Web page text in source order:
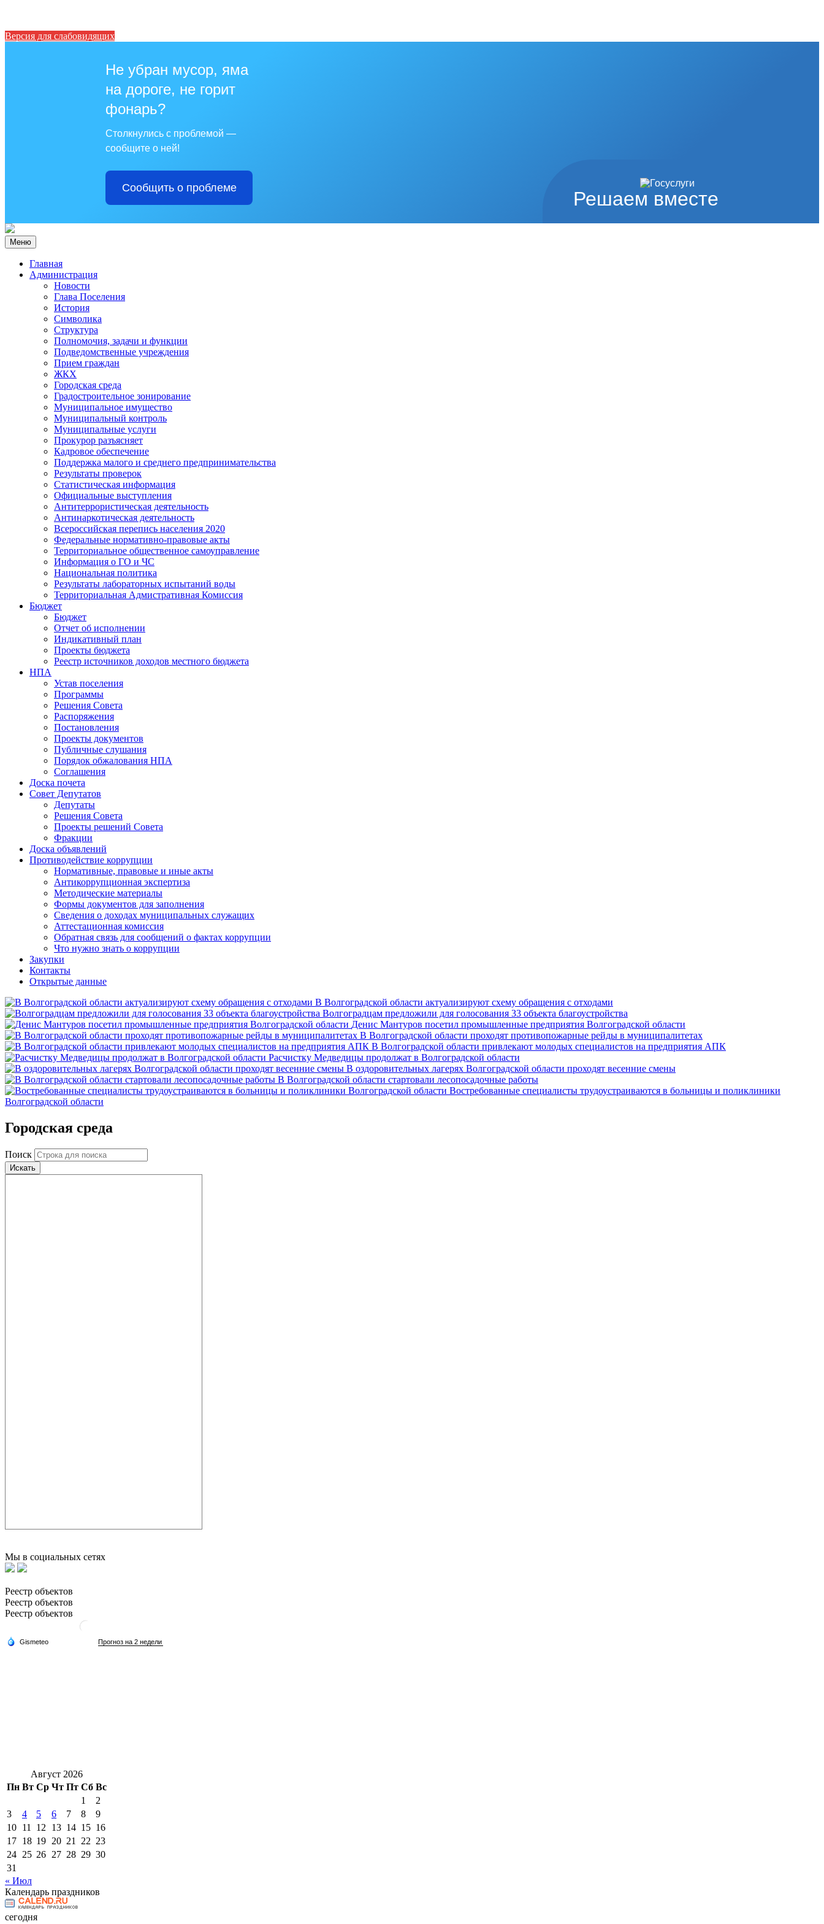
Версия для слабовидящих
Решаем вместе
Не убран мусор, яма
на дороге, не горит
фонарь?
Столкнулись с проблемой —
сообщите о ней!
Сообщить о проблеме
Меню
Главная
Администрация
Новости
Глава Поселения
История
Символика
Структура
Полномочия, задачи и функции
Подведомственные учреждения
Прием граждан
ЖКХ
Городская среда
Градостроительное зонирование
Муниципальное имущество
Муниципальный контроль
Муниципальные услуги
Прокурор разъясняет
Кадровое обеспечение
Поддержка малого и среднего предпринимательства
Результаты проверок
Статистическая информация
Официальные выступления
Антитеррористическая деятельность
Антинаркотическая деятельность
Всероссийская перепись населения 2020
Федеральные нормативно-правовые акты
Территориальное общественное самоуправление
Информация о ГО и ЧС
Национальная политика
Результаты лабораторных испытаний воды
Территориальная Адмистративная Комиссия
Бюджет
Бюджет
Отчет об исполнении
Индикативный план
Проекты бюджета
Реестр источников доходов местного бюджета
НПА
Устав поселения
Программы
Решения Совета
Распоряжения
Постановления
Проекты документов
Публичные слушания
Порядок обжалования НПА
Соглашения
Доска почета
Совет Депутатов
Депутаты
Решения Совета
Проекты решений Совета
Фракции
Доска объявлений
Противодействие коррупции
Нормативные, правовые и иные акты
Антикоррупционная экспертиза
Методические материалы
Формы документов для заполнения
Сведения о доходах муниципальных служащих
Аттестационная комиссия
Обратная связь для сообщений о фактах коррупции
Что нужно знать о коррупции
Закупки
Контакты
Открытые данные
В Волгоградской области актуализируют схему обращения с отходами
Волгоградцам предложили для голосования 33 объекта благоустройства
Денис Мантуров посетил промышленные предприятия Волгоградской области
В Волгоградской области проходят противопожарные рейды в муниципалитетах
В Волгоградской области привлекают молодых специалистов на предприятия АПК
Расчистку Медведицы продолжат в Волгоградской области
В оздоровительных лагерях Волгоградской области проходят весенние смены
В Волгоградской области стартовали лесопосадочные работы
Востребованные специалисты трудоустраиваются в больницы и поликлиники
Волгоградской области
Городская среда
Поиск
Искать
Мы в социальных сетях
Реестр объектов
Реестр объектов
Реестр объектов
Август 2026
Пн Вт Ср Чт Пт Сб Вс
1
2
3
4 5 6 7 8
9
10 11 12 13 14 15 16
17 18 19 20 21 22 23
24 25 26 27 28 29 30
31
« Июл
Календарь праздников
сегодня